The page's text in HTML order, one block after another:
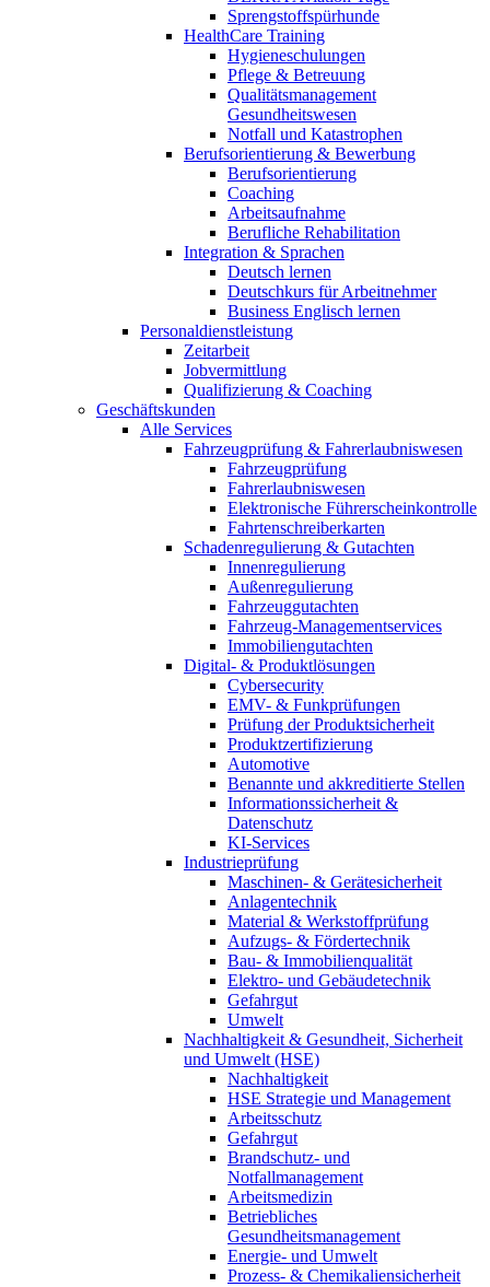
Sprengstoffspürhunde
HealthCare Training
Hygieneschulungen
Pflege & Betreuung
Qualitätsmanagement
Gesundheitswesen
Notfall und Katastrophen
Berufsorientierung & Bewerbung
Berufsorientierung
Coaching
Arbeitsaufnahme
Berufliche Rehabilitation
Integration & Sprachen
Deutsch lernen
Deutschkurs für Arbeitnehmer
Business Englisch lernen
Personaldienstleistung
Zeitarbeit
Jobvermittlung
Qualifizierung & Coaching
Geschäftskunden
Alle Services
Fahrzeugprüfung & Fahrerlaubniswesen
Fahrzeugprüfung
Fahrerlaubniswesen
Elektronische Führerscheinkontrolle
Fahrtenschreiberkarten
Schadenregulierung & Gutachten
Innenregulierung
Außenregulierung
Fahrzeuggutachten
Fahrzeug-Managementservices
Immobiliengutachten
Digital- & Produktlösungen
Cybersecurity
EMV- & Funkprüfungen
Prüfung der Produktsicherheit
Produktzertifizierung
Automotive
Benannte und akkreditierte Stellen
Informationssicherheit &
Datenschutz
KI-Services
Industrieprüfung
Maschinen- & Gerätesicherheit
Anlagentechnik
Material & Werkstoffprüfung
Aufzugs- & Fördertechnik
Bau- & Immobilienqualität
Elektro- und Gebäudetechnik
Gefahrgut
Umwelt
Nachhaltigkeit & Gesundheit, Sicherheit
und Umwelt (HSE)
Nachhaltigkeit
HSE Strategie und Management
Arbeitsschutz
Gefahrgut
Brandschutz- und
Notfallmanagement
Arbeitsmedizin
Betriebliches
Gesundheitsmanagement
Energie- und Umwelt
Prozess- & Chemikaliensicherheit